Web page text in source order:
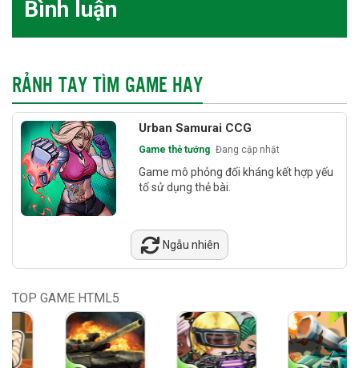
Bình luận
RẢNH TAY TÌM GAME HAY
Urban Samurai CCG
Game thẻ tướng Đang cập nhật
Game mô phỏng đối kháng kết hợp yếu
tố sử dụng thẻ bài.
Ngẫu nhiên
TOP GAME HTML5